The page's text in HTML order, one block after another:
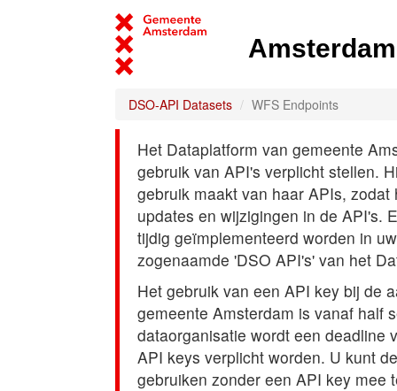
DSO-API Datasets WFS Endpoints
Het Dataplatform van gemeente
gebruik van API's verplicht stellen.
gebruik maakt van haar APIs,
updates en wijzigingen in de API's.
tijdig geïmplementeerd worden in
zogenaamde 'DSO API's' van het
Het gebruik van een API key bij de
gemeente Amsterdam is vanaf half
dataorganisatie wordt een deadline
API keys verplicht worden. U kunt
gebruiken zonder een API key mee